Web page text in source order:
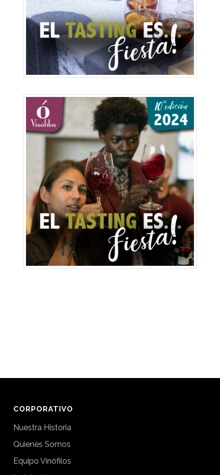
CORPORATIVO
Nuestra Historia
Quienes Somos
Equipo Vinófilos